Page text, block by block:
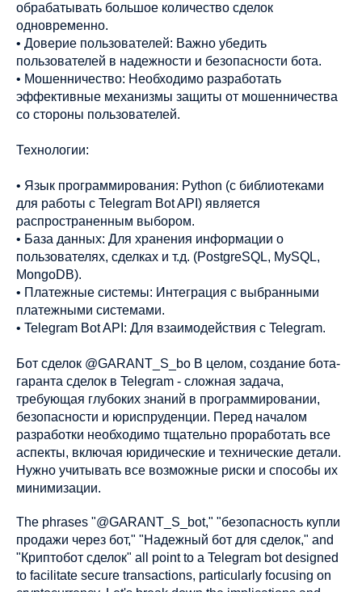
обрабатывать большое количество сделок
одновременно.
• Доверие пользователей: Важно убедить
пользователей в надежности и безопасности бота.
• Мошенничество: Необходимо разработать
эффективные механизмы защиты от мошенничества
со стороны пользователей.
Технологии:
• Язык программирования: Python (с библиотеками
для работы с Telegram Bot API) является
распространенным выбором.
• База данных: Для хранения информации о
пользователях, сделках и т.д. (PostgreSQL, MySQL,
MongoDB).
• Платежные системы: Интеграция с выбранными
платежными системами.
• Telegram Bot API: Для взаимодействия с Telegram.
Бот сделок @GARANT_S_bo В целом, создание бота-
гаранта сделок в Telegram - сложная задача,
требующая глубоких знаний в программировании,
безопасности и юриспруденции. Перед началом
разработки необходимо тщательно проработать все
аспекты, включая юридические и технические детали.
Нужно учитывать все возможные риски и способы их
минимизации.
The phrases "@GARANT_S_bot," "безопасность купли
продажи через бот," "Надежный бот для сделок," and
"Криптобот сделок" all point to a Telegram bot designed
to facilitate secure transactions, particularly focusing on